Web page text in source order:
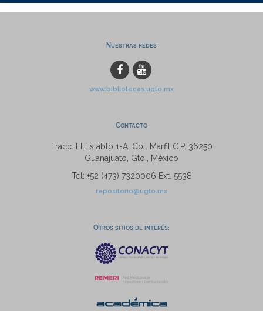
Nuestras redes
www.bibliotecas.ugto.mx
Contacto
Fracc. El Establo 1-A, Col. Marfil C.P. 36250
Guanajuato, Gto., México
Tel: +52 (473) 7320006 Ext. 5538
repositorio@ugto.mx
Otros sitios de interés: